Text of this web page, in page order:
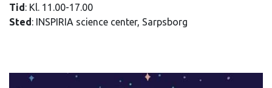
Tid: Kl. 11.00-17.00
Sted: INSPIRIA science center, Sarpsborg